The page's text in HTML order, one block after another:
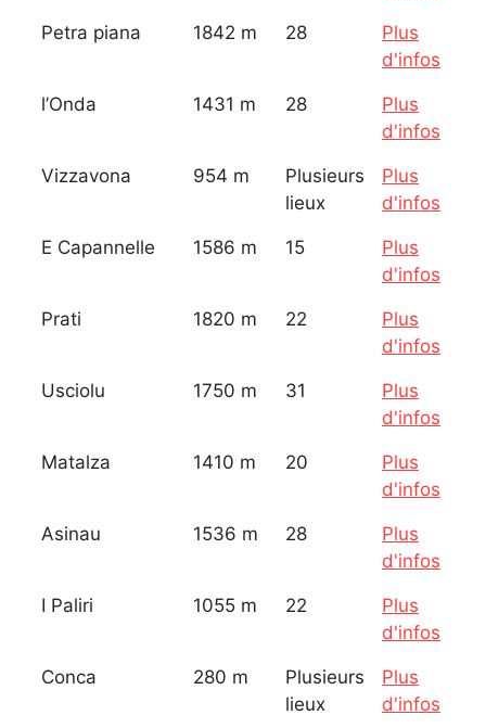
Petra piana 1842 m 28
Plus
d'infos
l’Onda 1431 m 28
Plus
d'infos
Vizzavona 954 m
Plusieurs
lieux
Plus
d'infos
E Capannelle 1586 m 15
Plus
d'infos
Prati 1820 m 22
Plus
d'infos
Usciolu 1750 m 31
Plus
d'infos
Matalza 1410 m 20
Plus
d'infos
Asinau 1536 m 28
Plus
d'infos
I Paliri 1055 m 22
Plus
d'infos
Conca 280 m
Plusieurs
lieux
Plus
d'infos